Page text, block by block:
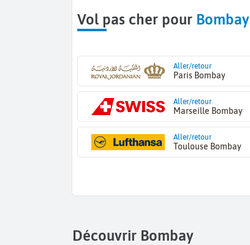
Vol pas cher pour Bombay
Aller/retour
Paris Bombay
Aller/retour
Marseille Bombay
Aller/retour
Toulouse Bombay
Découvrir Bombay